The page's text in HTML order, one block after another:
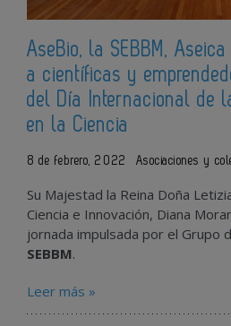
AseBio, la SEBBM,
a científicas y
del Día Internacional de
en la Ciencia
8 de febrero, 2022 Asociaciones y
Su Majestad la Reina Doña
Ciencia e Innovación, Diana
jornada impulsada por el Grupo
SEBBM.
Leer más »